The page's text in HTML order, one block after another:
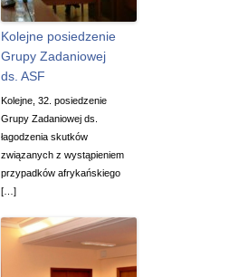
Kolejne posiedzenie
Grupy Zadaniowej
ds. ASF
Kolejne, 32. posiedzenie
Grupy Zadaniowej ds.
łagodzenia skutków
związanych z wystąpieniem
przypadków afrykańskiego
[…]